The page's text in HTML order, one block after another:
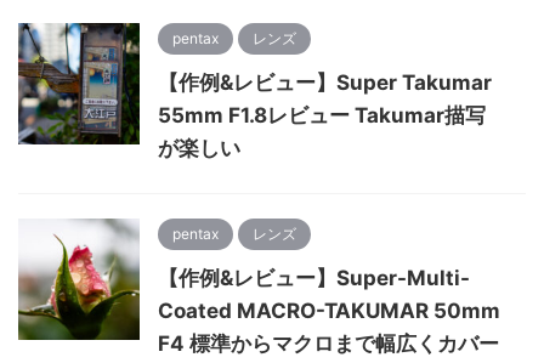
pentax レンズ
【作例&レビュー】Super Takumar
55mm F1.8レビュー Takumar描写
が楽しい
pentax レンズ
【作例&レビュー】Super-Multi-
Coated MACRO-TAKUMAR 50mm
F4 標準からマクロまで幅広くカバー